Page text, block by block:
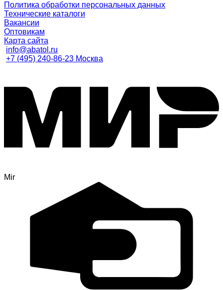
Политика обработки персональных данных
Технические каталоги
Вакансии
Оптовикам
Карта сайта
info@abatol.ru
+7 (495) 240-86-23 Москва
Mir